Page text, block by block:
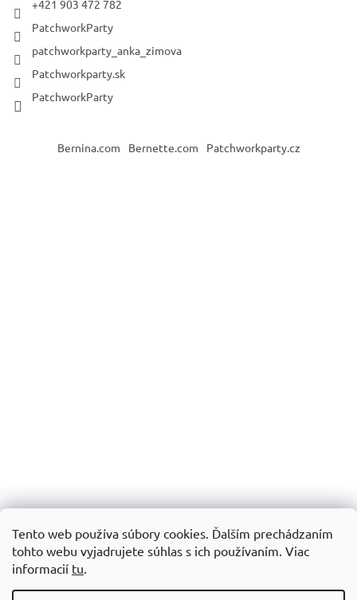
Tento web používa súbory cookies. Ďalším prechádzaním
tohto webu vyjadrujete súhlas s ich používaním. Viac
informacií tu.
+421 903 472 782
PatchworkParty
patchworkparty_anka_zimova
Patchworkparty.sk
PatchworkParty
Bernina.com Bernette.com Patchworkparty.cz
Vytvoril Shoptet